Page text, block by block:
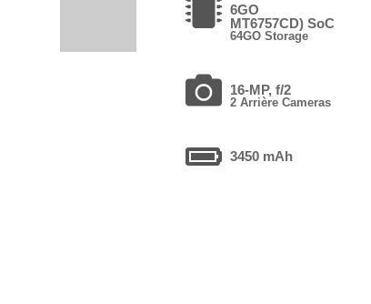
6GO
MT6757CD) SoC
64GO Storage
16-MP, f/2
2 Arrière Cameras
3450 mAh